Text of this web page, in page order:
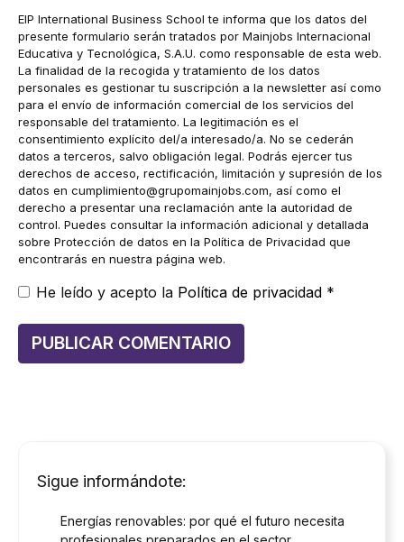
EIP International Business School te informa que los datos del
presente formulario serán tratados por Mainjobs Internacional
Educativa y Tecnológica, S.A.U. como responsable de esta web.
La finalidad de la recogida y tratamiento de los datos
personales es gestionar tu suscripción a la newsletter así como
para el envío de información comercial de los servicios del
responsable del tratamiento. La legitimación es el
consentimiento explícito del/a interesado/a. No se cederán
datos a terceros, salvo obligación legal. Podrás ejercer tus
derechos de acceso, rectificación, limitación y supresión de los
datos en cumplimiento@grupomainjobs.com, así como el
derecho a presentar una reclamación ante la autoridad de
control. Puedes consultar la información adicional y detallada
sobre Protección de datos en la Política de Privacidad que
encontrarás en nuestra página web.
He leído y acepto la Política de privacidad *
Sigue informándote:
Energías renovables: por qué el futuro necesita